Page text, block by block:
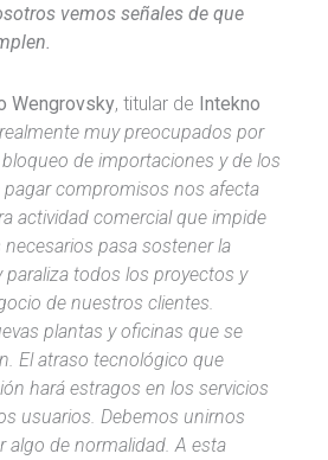
vemos señales de que
Wengrovsky, titular de Intekno
muy preocupados por
de importaciones y de los
pagar compromisos nos afecta
actividad comercial que impide
pasa sostener la
paraliza todos los proyectos y
de nuestros clientes.
plantas y oficinas que se
El atraso tecnológico que
hará estragos en los servicios
usuarios. Debemos unirnos
algo de normalidad. A esta